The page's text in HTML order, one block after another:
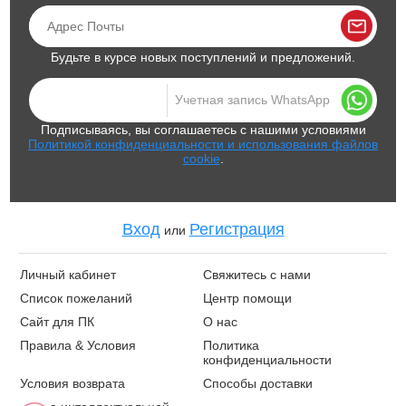
Будьте в курсе новых поступлений и предложений.
Подписываясь, вы соглашаетесь с нашими условиями
Политикой конфиденциальности и использования файлов
cookie.
Входили Регистрация
Личный кабинет
Свяжитесь с нами
Список пожеланий
Центр помощи
Сайт для ПК
О нас
Правила & Условия
Политика
конфиденциальности
Условия возврата
Способы доставки